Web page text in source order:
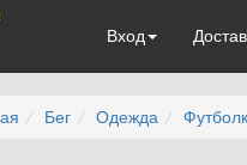
Вход
Бег Одежда